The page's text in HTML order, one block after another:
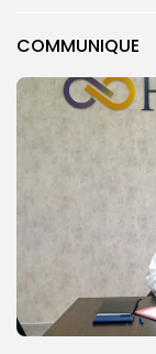
COMMUNIQUE